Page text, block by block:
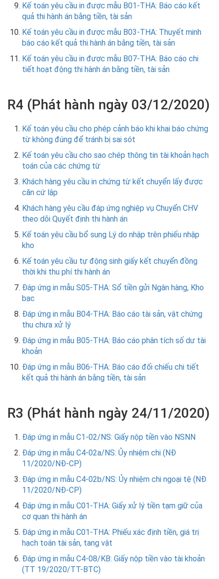
Kế toán yêu cầu in được mẫu B01-THA: Báo cáo kết
quả thi hành án bằng tiền, tài sản
Kế toán yêu cầu in được mẫu B03-THA: Thuyết minh
báo cáo kết quả thi hành án bằng tiền, tài sản
Kế toán yêu cầu in được mẫu B07-THA: Báo cáo chi
tiết hoạt động thi hành án bằng tiền, tài sản
R4 (Phát hành ngày 03/12/2020)
Kế toán yêu cầu cho phép cảnh báo khi khai báo chứng
từ không đúng để tránh bị sai sót
Kế toán yêu cầu cho sao chép thông tin tài khoản hạch
toán của các chứng từ
Khách hàng yêu cầu in chứng từ kết chuyển lấy được
căn cứ lập
Khách hàng yêu cầu đáp ứng nghiệp vụ Chuyển CHV
theo dõi Quyết định thi hành án
Kế toán yêu cầu bổ sung Lý do nhập trên phiếu nhập
kho
Kế toán yêu cầu tự động sinh giấy kết chuyển đồng
thời khi thu phí thi hành án
Đáp ứng in mẫu S05-THA: Sổ tiền gửi Ngân hàng, Kho
bạc
Đáp ứng in mẫu B04-THA: Báo cáo tài sản, vật chứng
thu chưa xử lý
Đáp ứng in mẫu B05-THA: Báo cáo phân tích số dư tài
khoản
Đáp ứng in mẫu B06-THA: Báo cáo đối chiếu chi tiết
kết quả thi hành án bằng tiền, tài sản
R3 (Phát hành ngày 24/11/2020)
Đáp ứng in mẫu C1-02/NS: Giấy nộp tiền vào NSNN
Đáp ứng in mẫu C4-02a/NS: Ủy nhiệm chi (NĐ
11/2020/NĐ-CP)
Đáp ứng in mẫu C4-02b/NS: Ủy nhiệm chi ngoại tệ (NĐ
11/2020/NĐ-CP)
Đáp ứng in mẫu C01-THA: Giấy xử lý tiền tạm giữ của
cơ quan thi hành án
Đáp ứng in mẫu C01-THA: Phiếu xác định tiền, giá trị
hạch toán tài sản, tang vật
Đáp ứng in mẫu C4-08/KB: Giấy nộp tiền vào tài khoản
(TT 19/2020/TT-BTC)